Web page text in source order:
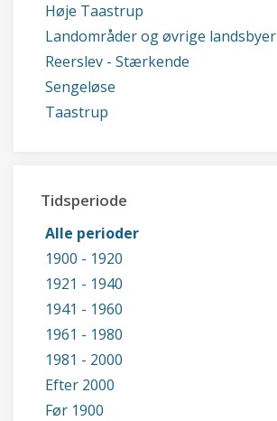
Høje Taastrup
Landområder og øvrige landsbyer
Reerslev - Stærkende
Sengeløse
Taastrup
Tidsperiode
Alle perioder
1900 - 1920
1921 - 1940
1941 - 1960
1961 - 1980
1981 - 2000
Efter 2000
Før 1900